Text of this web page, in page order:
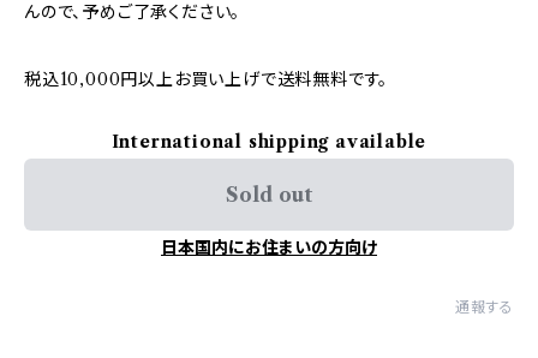
んので、予めご了承ください。
税込10,000円以上お買い上げで送料無料です。
International shipping available
Sold out
日本国内にお住まいの方向け
通報する